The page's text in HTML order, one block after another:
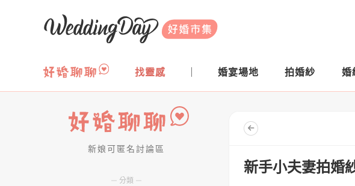
WeddingDay 好婚市集
找靈感 婚宴場地 拍婚紗 婚
好婚聊聊新娘可匿名討論區
分類
新手小夫妻拍婚紗